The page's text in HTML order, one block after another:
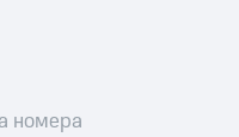
номера